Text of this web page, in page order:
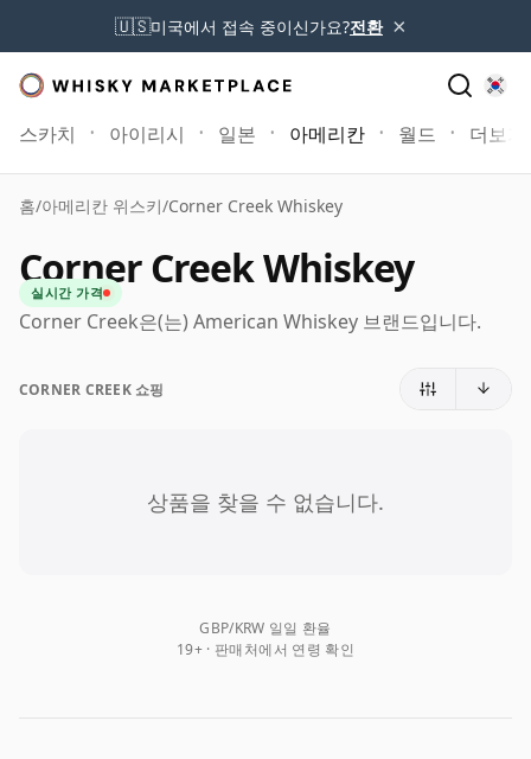
🇺🇸미국에서 접속 중이신가요?전환 ×
스카치 아이리시 일본 아메리칸 월드 더보기
홈/아메리칸 위스키/Corner Creek Whiskey
Corner Creek Whiskey
실시간 가격
Corner Creek은(는) American Whiskey 브랜드입니다.
CORNER CREEK 쇼핑
상품을 찾을 수 없습니다.
GBP/KRW 일일 환율
19+ · 판매처에서 연령 확인